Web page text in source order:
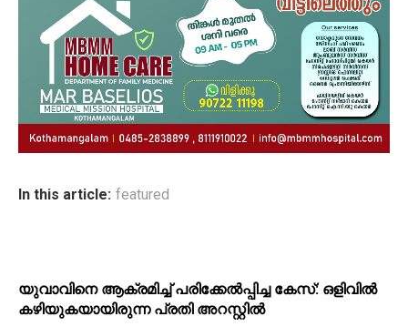
In this article: featured
യുവാവിനെ ആക്രമിച്ച് പരിക്കേല്‍പ്പിച്ച കേസ്: ഒളിവില്‍
കഴിയുകയായിരുന്ന പ്രതി അറസ്റ്റില്‍